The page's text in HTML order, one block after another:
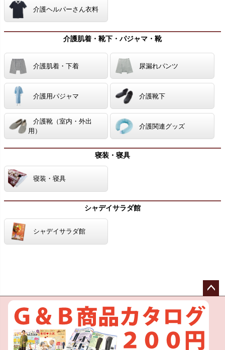
介護ヘルパーさん衣料
介護肌着・靴下・パジャマ・靴
介護肌着・下着 尿漏れパンツ
介護用パジャマ 介護靴下
介護靴（室内・外出
用）
介護関連グッズ
寝装・寝具
寝装・寝具
シャデイサラダ館
シャデイサラダ館
ペー
へ